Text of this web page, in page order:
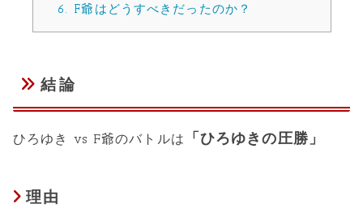
6. F爺はどうすべきだったのか？
結論
ひろゆき vs F爺のバトルは 「ひろゆきの圧勝」
理由